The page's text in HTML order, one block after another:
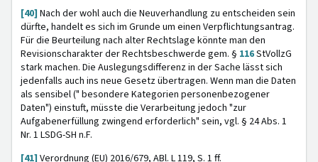
[40] Nach der wohl auch die Neuverhandlung zu entscheiden sein
dürfte, handelt es sich im Grunde um einen Verpflichtungsantrag.
Für die Beurteilung nach alter Rechtslage könnte man den
Revisionscharakter der Rechtsbeschwerde gem. § 116StVollzG
stark machen. Die Auslegungsdifferenz in der Sache lässt sich
jedenfalls auch ins neue Gesetz übertragen. Wenn man die Daten
als sensibel (" besondere Kategorien personenbezogener
Daten") einstuft, müsste die Verarbeitung jedoch "zur
Aufgabenerfüllung zwingend erforderlich" sein, vgl. § 24 Abs. 1
Nr. 1 LSDG-SH n.F.
[41] Verordnung (EU) 2016/679, ABl. L 119, S. 1 ff.